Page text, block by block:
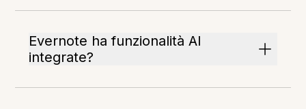
Evernote ha funzionalità AI
integrate?